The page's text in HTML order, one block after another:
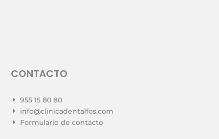
CONTACTO
E 955 15 80 80
E info@clinicadentalfos.com
E Formulario de contacto